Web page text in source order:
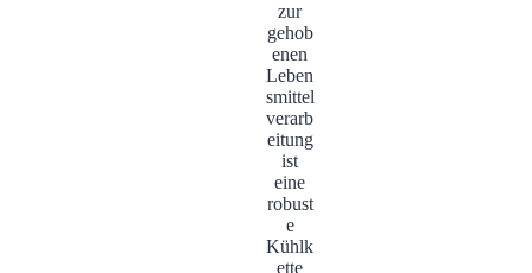
zur
gehob
enen
Leben
smittel
verarb
eitung
ist
eine
robust
e
Kühlk
ette